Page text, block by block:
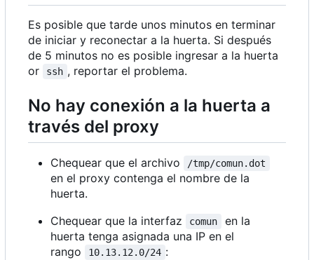
Es posible que tarde unos minutos en terminar
de iniciar y reconectar a la huerta. Si después
de 5 minutos no es posible ingresar a la huerta
or
ssh , reportar el problema.
No hay conexión a la huerta a
través del proxy
Chequear que el archivo /tmp/comun.dot
en el proxy contenga el nombre de la
huerta.
Chequear que la interfaz
comun
en la
huerta tenga asignada una IP en el
rango
10.13.12.0/24 :